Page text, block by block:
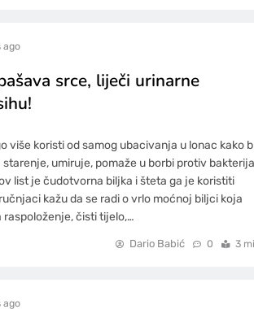
ago
srce, liječi urinarne
više koristi od samog ubacivanja u lonac kako
umiruje, pomaže u borbi protiv
list je čudotvorna biljka i šteta ga je koristiti
kažu da se radi o vrlo moćnoj biljci koja
čisti tijelo,…
Dario Babić 0 3
ago